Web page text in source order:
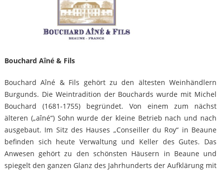
Bouchard Aîné & Fils
Bouchard Aîné & Fils gehört zu den ältesten Weinhändlern
Burgunds. Die Weintradition der Bouchards wurde mit Michel
Bouchard (1681-1755) begründet. Von einem zum nächst
älteren („aîné“) Sohn wurde der kleine Betrieb nach und nach
ausgebaut. Im Sitz des Hauses „Conseiller du Roy“ in Beaune
befinden sich heute Verwaltung und Keller des Gutes. Das
Anwesen gehört zu den schönsten Häusern in Beaune und
spiegelt den ganzen Glanz des Jahrhunderts der Aufklärung mit